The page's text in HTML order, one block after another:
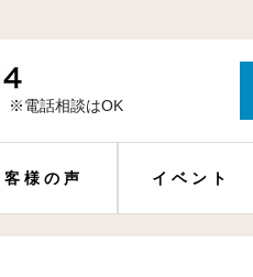
電話相談はOK
客様の声 イベント